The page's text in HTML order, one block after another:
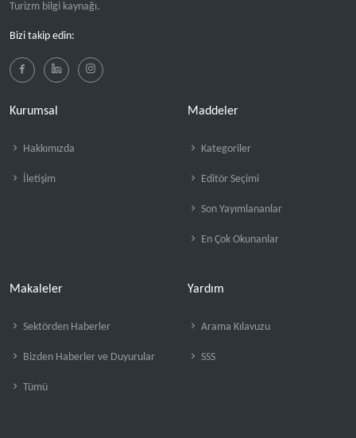
Turizm bilgi kaynağı.
Bizi takip edin:
Kurumsal
Hakkımızda
İletişim
Maddeler
Kategoriler
Editör Seçimi
Son Yayımlananlar
En Çok Okunanlar
Makaleler
Sektörden Haberler
Bizden Haberler ve Duyurular
Tümü
Yardım
Arama Kılavuzu
SSS